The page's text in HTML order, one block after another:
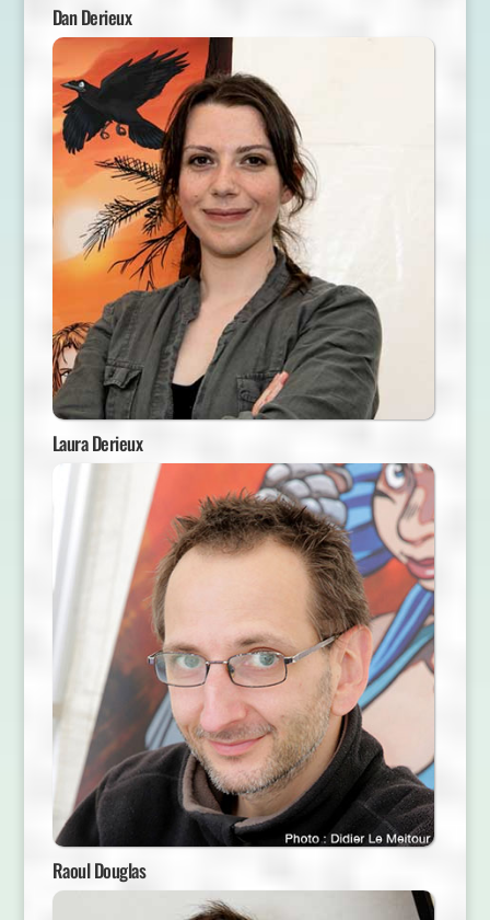
Dan Derieux
Laura Derieux
Raoul Douglas